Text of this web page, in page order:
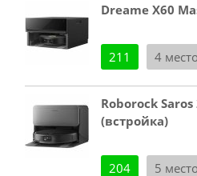
Dreame X60
211 4 место
Roborock Saros
(встройка)
204 5 место